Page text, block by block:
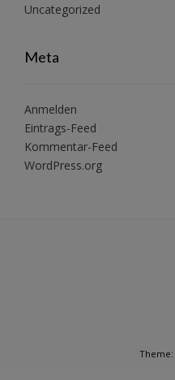
Uncategorized
Meta
Anmelden
Eintrags-Feed
Kommentar-Feed
WordPress.org
Theme: